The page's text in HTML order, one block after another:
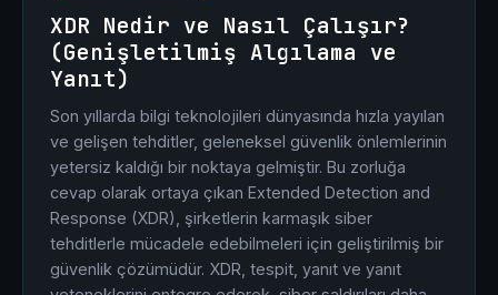
XDR Nedir ve Nasıl Çalışır?
(Genişletilmiş Algılama ve
Yanıt)
Son yıllarda bilgi teknolojileri dünyasında hızla yayılan
ve gelişen tehditler, geleneksel güvenlik önlemlerinin
yetersiz kaldığı bir noktaya gelmiştir. Bu zorluğa
cevap olarak ortaya çıkan Extended Detection and
Response (XDR), şirketlerin karmaşık siber
tehditlerle mücadele edebilmeleri için geliştirilmiş bir
güvenlik çözümüdür. XDR, tespit, yanıt ve yanıt